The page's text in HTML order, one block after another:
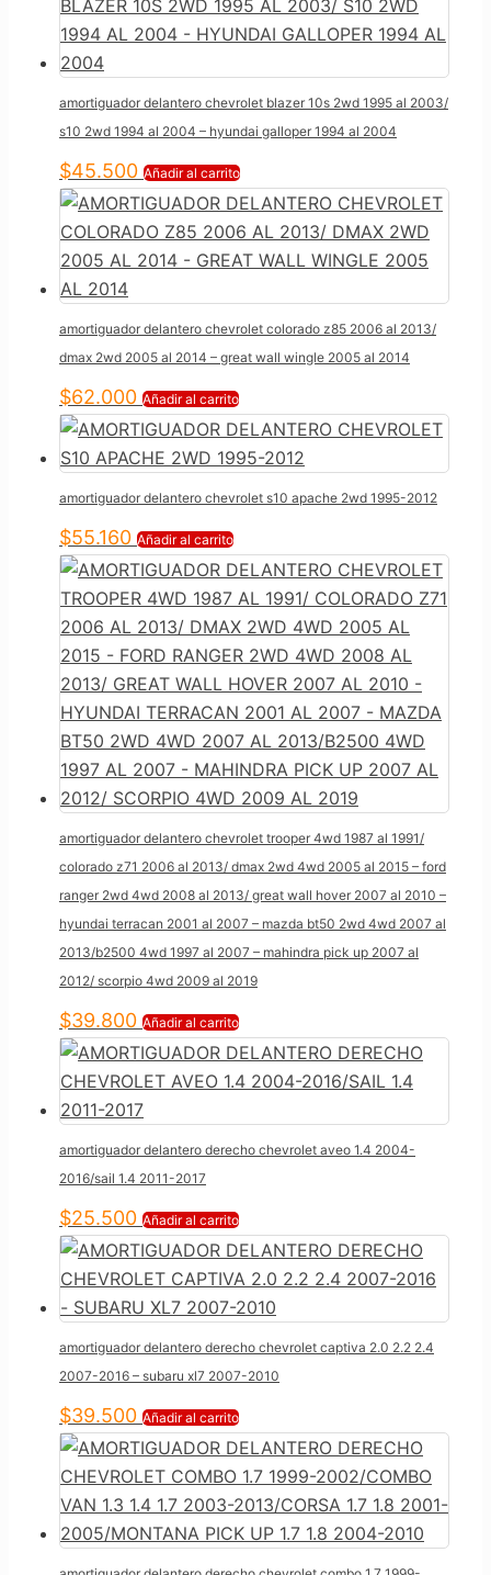
amortiguador delantero chevrolet blazer 10s 2wd 1995 al 2003/
s10 2wd 1994 al 2004 – hyundai galloper 1994 al 2004
$45.500 Añadir al carrito
amortiguador delantero chevrolet colorado z85 2006 al 2013/
dmax 2wd 2005 al 2014 – great wall wingle 2005 al 2014
$62.000 Añadir al carrito
amortiguador delantero chevrolet s10 apache 2wd 1995-2012
$55.160 Añadir al carrito
amortiguador delantero chevrolet trooper 4wd 1987 al 1991/
colorado z71 2006 al 2013/ dmax 2wd 4wd 2005 al 2015 – ford
ranger 2wd 4wd 2008 al 2013/ great wall hover 2007 al 2010 –
hyundai terracan 2001 al 2007 – mazda bt50 2wd 4wd 2007 al
2013/b2500 4wd 1997 al 2007 – mahindra pick up 2007 al
2012/ scorpio 4wd 2009 al 2019
$39.800 Añadir al carrito
amortiguador delantero derecho chevrolet aveo 1.4 2004-
2016/sail 1.4 2011-2017
$25.500 Añadir al carrito
amortiguador delantero derecho chevrolet captiva 2.0 2.2 2.4
2007-2016 – subaru xl7 2007-2010
$39.500 Añadir al carrito